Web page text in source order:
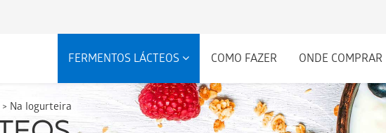
FERMENTOS LÁCTEOS COMO FAZER ONDE COMPRAR
> Na Iogurteira